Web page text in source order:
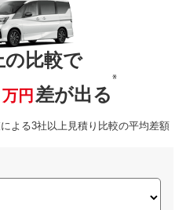
の比較で
万円 差が出る
※
よる3社以上見積り比較の平均差額